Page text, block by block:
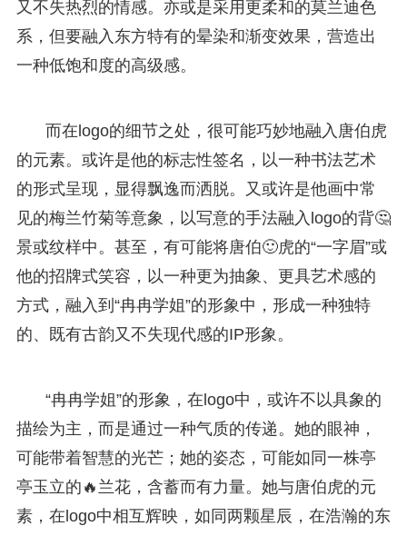
又不失热烈的情感。亦或是采用更柔和的莫兰迪色
系，但要融入东方特有的晕染和渐变效果，营造出
一种低饱和度的高级感。
而在logo的细节之处，很可能巧妙地融入唐伯虎
的元素。或许是他的标志性签名，以一种书法艺术
的形式呈现，显得飘逸而洒脱。又或许是他画中常
见的梅兰竹菊等意象，以写意的手法融入logo的背🤔
景或纹样中。甚至，有可能将唐伯🙂虎的“一字眉”或
他的招牌式笑容，以一种更为抽象、更具艺术感的
方式，融入到“冉冉学姐”的形象中，形成一种独特
的、既有古韵又不失现代感的IP形象。
“冉冉学姐”的形象，在logo中，或许不以具象的
描绘为主，而是通过一种气质的传递。她的眼神，
可能带着智慧的光芒；她的姿态，可能如同一株亭
亭玉立的🔥兰花，含蓄而有力量。她与唐伯虎的元
素，在logo中相互辉映，如同两颗星辰，在浩瀚的东